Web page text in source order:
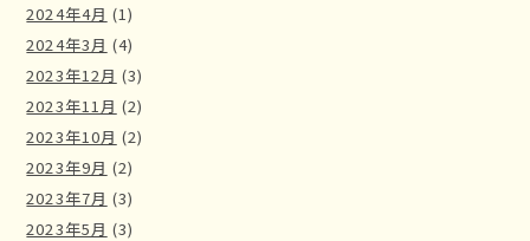
2024年4月 (1)
2024年3月 (4)
2023年12月 (3)
2023年11月 (2)
2023年10月 (2)
2023年9月 (2)
2023年7月 (3)
2023年5月 (3)